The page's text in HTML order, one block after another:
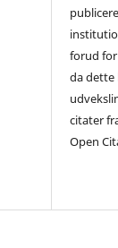
forud
da dette
citater
Open